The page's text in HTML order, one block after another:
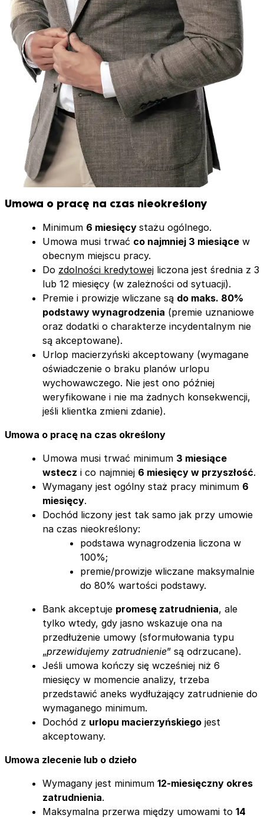
Umowa o pracę na czas nieokreślony
Minimum 6 miesięcy stażu ogólnego.
Umowa musi trwać co najmniej 3 miesiące w
obecnym miejscu pracy.
Do zdolności kredytowej liczona jest średnia z 3
lub 12 miesięcy (w zależności od sytuacji).
Premie i prowizje wliczane są do maks. 80%
podstawy wynagrodzenia (premie uznaniowe
oraz dodatki o charakterze incydentalnym nie
są akceptowane).
Urlop macierzyński akceptowany (wymagane
oświadczenie o braku planów urlopu
wychowawczego. Nie jest ono później
weryfikowane i nie ma żadnych konsekwencji,
jeśli klientka zmieni zdanie).
Umowa o pracę na czas określony
Umowa musi trwać minimum 3 miesiące
wstecz i co najmniej 6 miesięcy w przyszłość.
Wymagany jest ogólny staż pracy minimum 6
miesięcy.
Dochód liczony jest tak samo jak przy umowie
na czas nieokreślony:
podstawa wynagrodzenia liczona w
100%;
premie/prowizje wliczane maksymalnie
do 80% wartości podstawy.
Bank akceptuje promesę zatrudnienia, ale
tylko wtedy, gdy jasno wskazuje ona na
przedłużenie umowy (sformułowania typu
„przewidujemy zatrudnienie” są odrzucane).
Jeśli umowa kończy się wcześniej niż 6
miesięcy w momencie analizy, trzeba
przedstawić aneks wydłużający zatrudnienie do
wymaganego minimum.
Dochód z urlopu macierzyńskiego jest
akceptowany.
Umowa zlecenie lub o dzieło
Wymagany jest minimum 12-miesięczny okres
zatrudnienia.
Maksymalna przerwa między umowami to 14